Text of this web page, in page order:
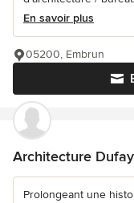
En savoir plus
05200, Embrun
Architecture
Prolongeant une